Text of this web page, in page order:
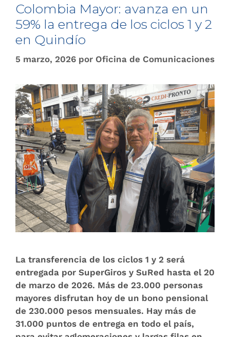
Colombia Mayor: avanza en un
59% la entrega de los ciclos 1 y 2
en Quindío
5 marzo, 2026 por Oficina de Comunicaciones
La transferencia de los ciclos 1 y 2 será
entregada por SuperGiros y SuRed hasta el 20
de marzo de 2026. Más de 23.000 personas
mayores disfrutan hoy de un bono pensional
de 230.000 pesos mensuales. Hay más de
31.000 puntos de entrega en todo el país,